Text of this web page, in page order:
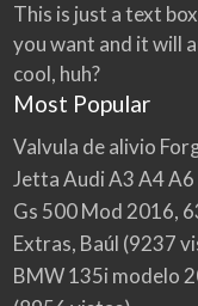
This is just a text
you want and it will
cool, huh?
Most Popular
Valvula de alivio
Jetta Audi A3 A4
Gs 500 Mod 2016,
Extras, Baúl (9237
BMW 135i modelo